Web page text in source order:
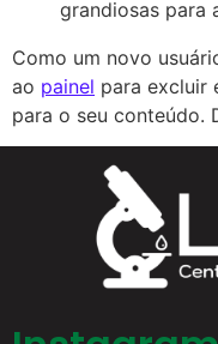
grandiosas para
Como um novo
ao painel para excluir
para o seu conteúdo.